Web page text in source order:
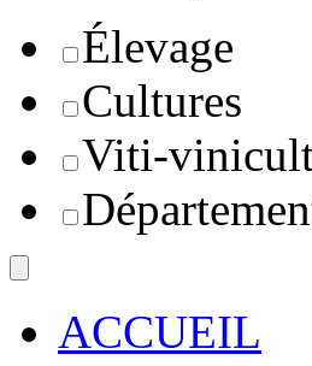
Élevage
Cultures
Viti-
ACCUEIL